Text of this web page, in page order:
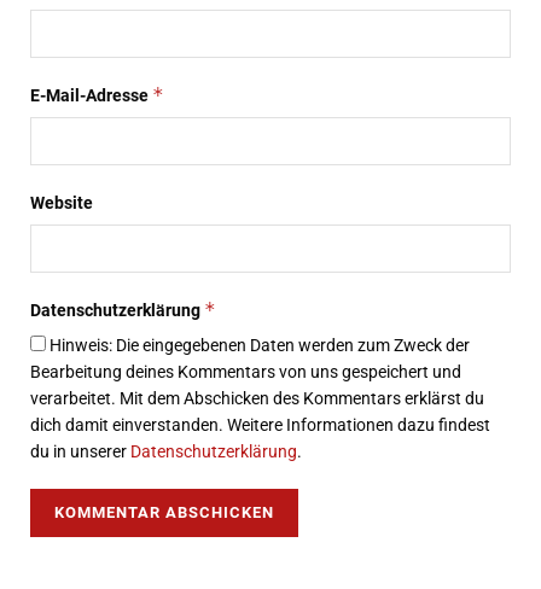
E-Mail-Adresse *
Website
Datenschutzerklärung *
Hinweis: Die eingegebenen Daten werden zum Zweck der
Bearbeitung deines Kommentars von uns gespeichert und
verarbeitet. Mit dem Abschicken des Kommentars erklärst du
dich damit einverstanden. Weitere Informationen dazu findest
du in unserer Datenschutzerklärung.